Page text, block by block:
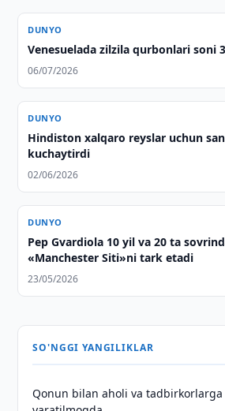
DUNYO
Venesuelada zilzila qurbonlari soni
06/07/2026
DUNYO
Hindiston xalqaro reyslar uchun
kuchaytirdi
02/06/2026
DUNYO
Pep Gvardiola 10 yil va 20 ta
«Manchester Siti»ni tark etadi
23/05/2026
SO'NGGI YANGILIKLAR
Qonun bilan aholi va